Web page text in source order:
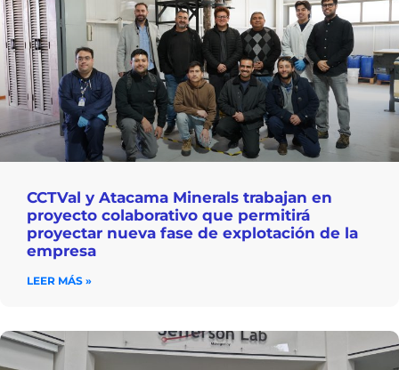
CCTVal y Atacama Minerals trabajan en
proyecto colaborativo que permitirá
proyectar nueva fase de explotación de la
empresa
LEER MÁS »